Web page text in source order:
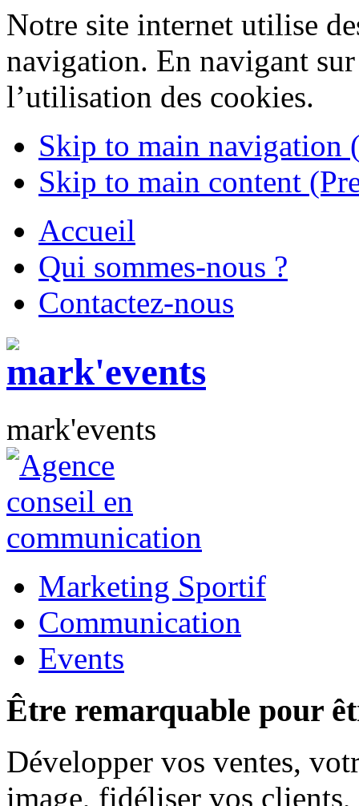
Notre site internet utilise
navigation. En navigant
l’utilisation des cookies.
Skip to main navigation
Skip to main content
Accueil
Qui sommes-nous ?
Contactez-nous
mark'events
Marketing Sportif
Communication
Events
Être remarquable pour
Développer vos ventes,
image, fidéliser vos